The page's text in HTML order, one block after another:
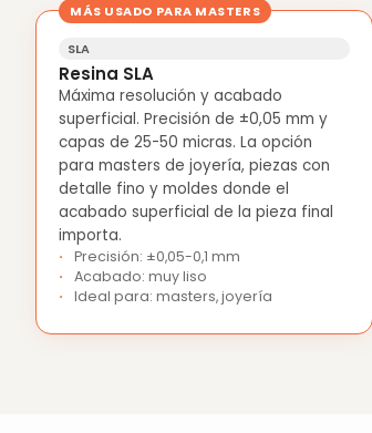
MÁS USADO PARA MASTERS
SLA
Resina SLA
Máxima resolución y acabado
superficial. Precisión de ±0,05 mm y
capas de 25-50 micras. La opción
para masters de joyería, piezas con
detalle fino y moldes donde el
acabado superficial de la pieza final
importa.
Precisión: ±0,05-0,1 mm
Acabado: muy liso
Ideal para: masters, joyería